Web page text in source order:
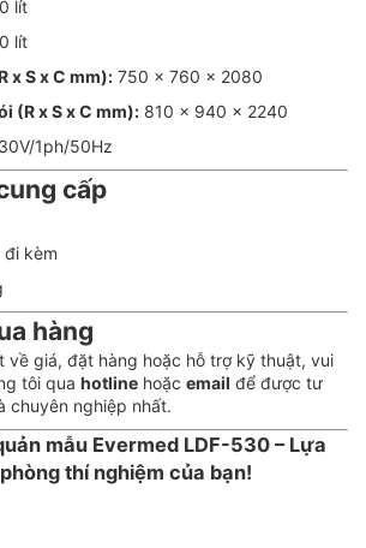
lít
lít
x S x C mm): 750 x 760 x 2080
(R x S x C mm): 810 x 940 x 2240
1ph/50Hz
cấp
đi kèm
hàng
về giá, đặt hàng hoặc hỗ trợ kỹ thuật, vui
tôi qua hotline hoặc email để được tư
chuyên nghiệp nhất.
mẫu Evermed LDF-530 – Lựa
thí nghiệm của bạn!